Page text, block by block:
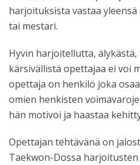
harjoituksista vastaa
tai mestari.
Hyvin harjoitellutta,
kärsivällistä opettajaa ei voi
opettaja on henkilö joka
omien henkisten
hän motivoi ja haastaa
Opettajan tehtävänä on
Taekwon-Dossa